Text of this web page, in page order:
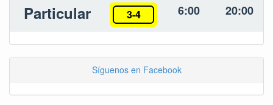
Particular 3-4 6:00 20:00
Síguenos en Facebook